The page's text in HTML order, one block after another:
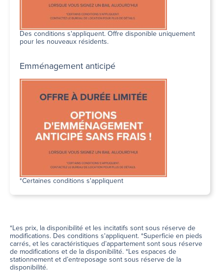
Des conditions s'appliquent. Offre disponible uniquement
pour les nouveaux résidents.
Emménagement anticipé
*Certaines conditions s'appliquent
*Les prix, la disponibilité et les incitatifs sont sous réserve de
modifications. Des conditions s'appliquent. *Superficie en pieds
carrés, et les caractéristiques d’appartement sont sous réserve
de modifications et de la disponibilité. *Les espaces de
stationnement et d’entreposage sont sous réserve de la
disponibilité.